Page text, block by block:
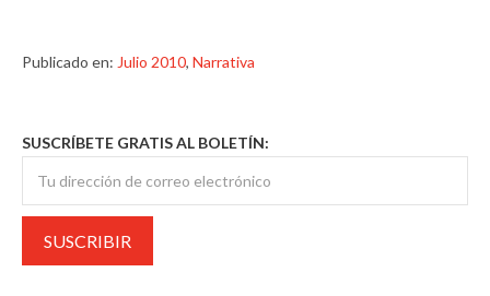
Publicado en: Julio 2010, Narrativa
SUSCRÍBETE GRATIS AL BOLETÍN: